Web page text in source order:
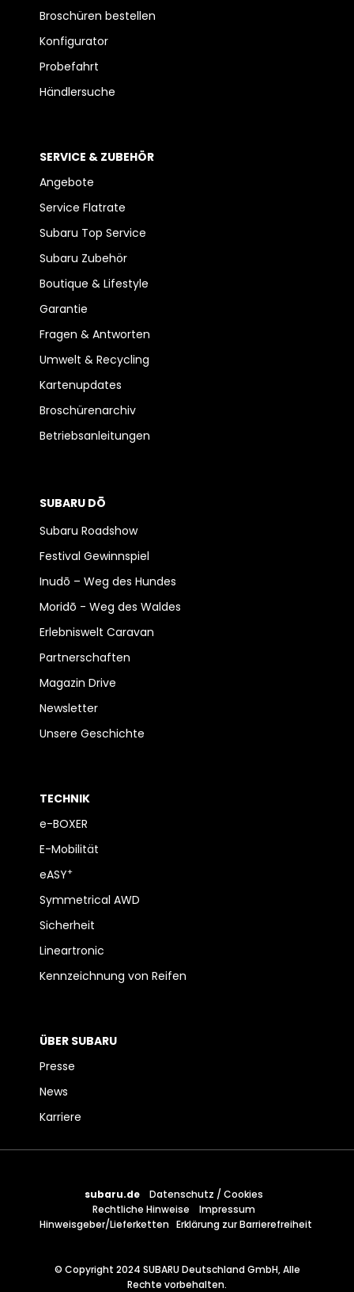
Broschüren bestellen
Konfigurator
Probefahrt
Händlersuche
SERVICE & ZUBEHÖR
Angebote
Service Flatrate
Subaru Top Service
Subaru Zubehör
Boutique & Lifestyle
Garantie
Fragen & Antworten
Umwelt & Recycling
Kartenupdates
Broschürenarchiv
Betriebsanleitungen
SUBARU DŌ
Subaru Roadshow
Festival Gewinnspiel
Inudō – Weg des Hundes
Moridō - Weg des Waldes
Erlebniswelt Caravan
Partnerschaften
Magazin Drive
Newsletter
Unsere Geschichte
TECHNIK
e-BOXER
E-Mobilität
eASY+
Symmetrical AWD
Sicherheit
Lineartronic
Kennzeichnung von Reifen
ÜBER SUBARU
Presse
News
Karriere
subaru.de
Datenschutz / Cookies
Rechtliche Hinweise
Impressum
Hinweisgeber/Lieferketten Erklärung zur Barrierefreiheit
© Copyright 2024 SUBARU Deutschland GmbH, Alle
Rechte vorbehalten.